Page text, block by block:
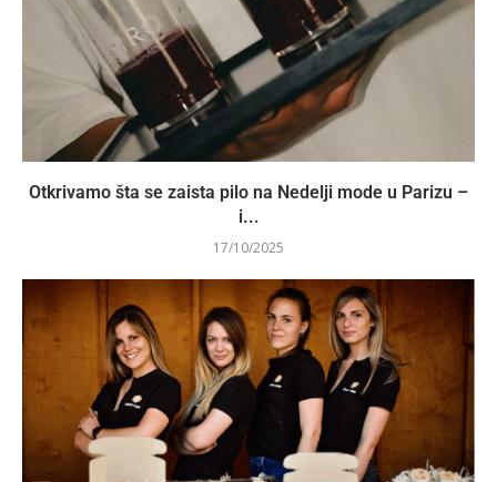
Otkrivamo šta se zaista pilo na Nedelji mode u Parizu –
i...
17/10/2025